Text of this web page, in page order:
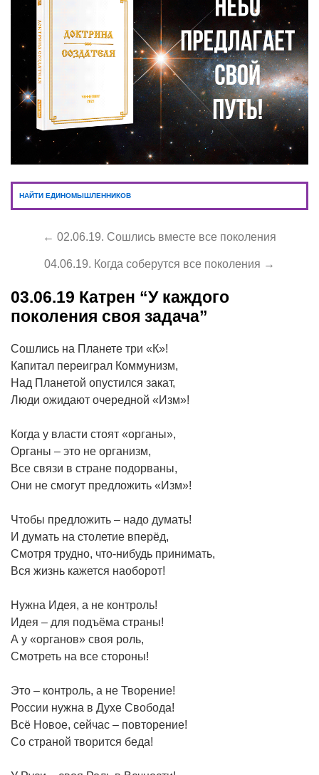
НАЙТИ ЕДИНОМЫШЛЕННИКОВ
← 02.06.19. Сошлись вместе все поколения
04.06.19. Когда соберутся все поколения →
03.06.19 Катрен “У каждого
поколения своя задача”
Сошлись на Планете три «К»!
Капитал переиграл Коммунизм,
Над Планетой опустился закат,
Люди ожидают очередной «Изм»!
Когда у власти стоят «органы»,
Органы – это не организм,
Все связи в стране подорваны,
Они не смогут предложить «Изм»!
Чтобы предложить – надо думать!
И думать на столетие вперёд,
Смотря трудно, что-нибудь принимать,
Вся жизнь кажется наоборот!
Нужна Идея, а не контроль!
Идея – для подъёма страны!
А у «органов» своя роль,
Смотреть на все стороны!
Это – контроль, а не Творение!
России нужна в Духе Свобода!
Всё Новое, сейчас – повторение!
Со страной творится беда!